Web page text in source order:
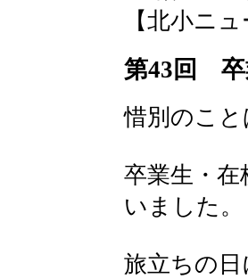
【北小ニ
第43回
惜別のこ
卒業生・
いました。
旅立ち